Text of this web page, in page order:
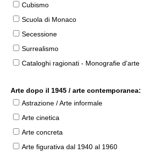
Cubismo
Scuola di Monaco
Secessione
Surrealismo
Cataloghi ragionati - Monografie d'arte
Arte dopo il 1945 / arte contemporanea:
Astrazione / Arte informale
Arte cinetica
Arte concreta
Arte figurativa dal 1940 al 1960